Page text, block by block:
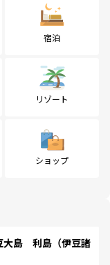
宿泊
リゾート
ショップ
島 利島（伊豆諸